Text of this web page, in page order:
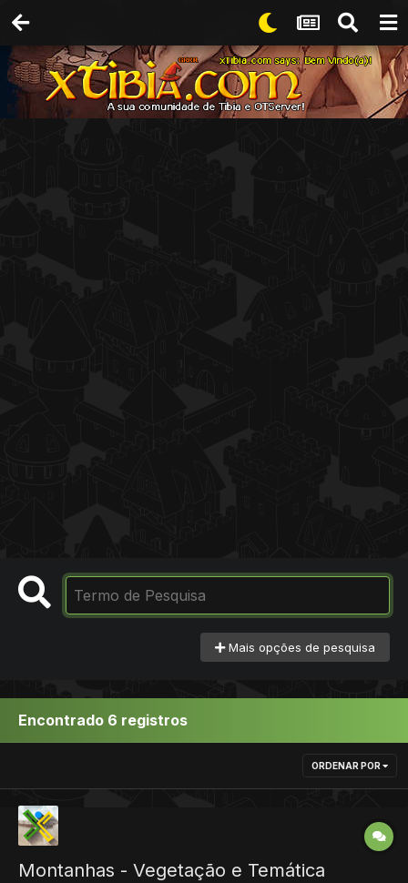
Mais opções de pesquisa
Encontrado 6 registros
ORDENAR POR
Montanhas - Vegetação e Temática